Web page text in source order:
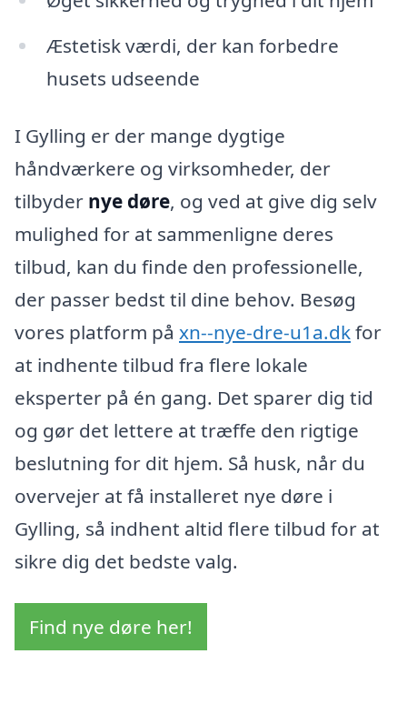
Æstetisk værdi, der kan forbedre
husets udseende
I Gylling er der mange dygtige
håndværkere og virksomheder, der
tilbyder nye døre, og ved at give dig selv
mulighed for at sammenligne deres
tilbud, kan du finde den professionelle,
der passer bedst til dine behov. Besøg
vores platform på xn--nye-dre-u1a.dkfor
at indhente tilbud fra flere lokale
eksperter på én gang. Det sparer dig tid
og gør det lettere at træffe den rigtige
beslutning for dit hjem. Så husk, når du
overvejer at få installeret nye døre i
Gylling, så indhent altid flere tilbud for at
sikre dig det bedste valg.
Find nye døre her!